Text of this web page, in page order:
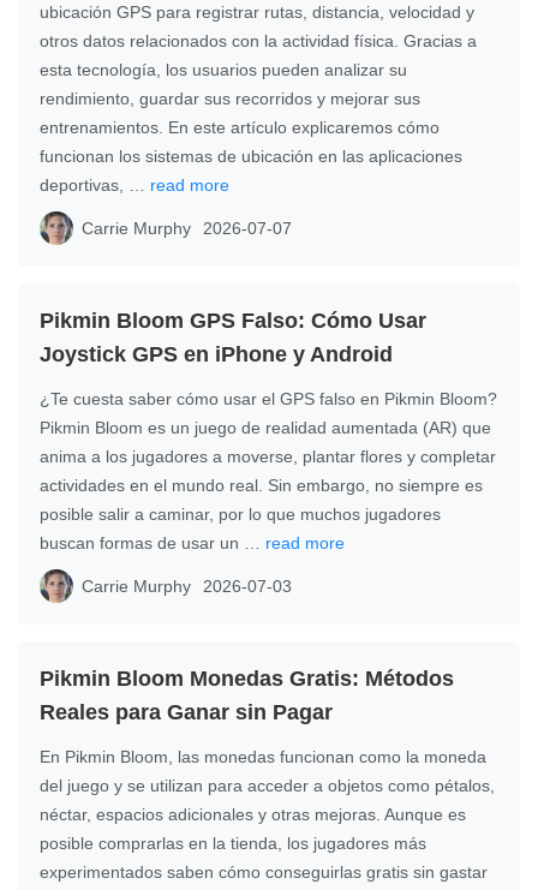
ubicación GPS para registrar rutas, distancia, velocidad y
otros datos relacionados con la actividad física. Gracias a
esta tecnología, los usuarios pueden analizar su
rendimiento, guardar sus recorridos y mejorar sus
entrenamientos. En este artículo explicaremos cómo
funcionan los sistemas de ubicación en las aplicaciones
deportivas, … read more
Carrie Murphy 2026-07-07
Pikmin Bloom GPS Falso: Cómo Usar
Joystick GPS en iPhone y Android
¿Te cuesta saber cómo usar el GPS falso en Pikmin Bloom?
Pikmin Bloom es un juego de realidad aumentada (AR) que
anima a los jugadores a moverse, plantar flores y completar
actividades en el mundo real. Sin embargo, no siempre es
posible salir a caminar, por lo que muchos jugadores
buscan formas de usar un … read more
Carrie Murphy 2026-07-03
Pikmin Bloom Monedas Gratis: Métodos
Reales para Ganar sin Pagar
En Pikmin Bloom, las monedas funcionan como la moneda
del juego y se utilizan para acceder a objetos como pétalos,
néctar, espacios adicionales y otras mejoras. Aunque es
posible comprarlas en la tienda, los jugadores más
experimentados saben cómo conseguirlas gratis sin gastar